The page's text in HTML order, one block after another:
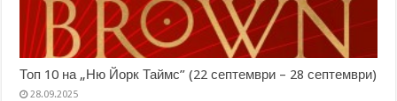
Топ 10 на „Ню Йорк Таймс” (22 септември – 28 септември)
28.09.2025